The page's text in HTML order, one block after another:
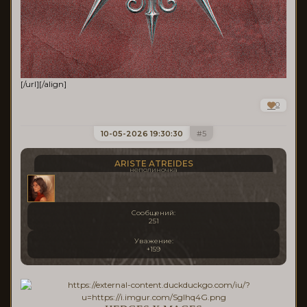
[/url][/align]
0
5
10-05-2026 19:30:30
ARISTE ATREIDES
неполиночка
Сообщений:
251
Уважение:
+159